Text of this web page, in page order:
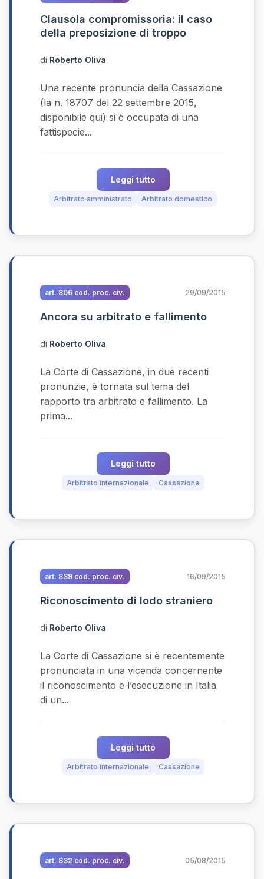
Clausola compromissoria: il caso
della preposizione di troppo
di Roberto Oliva
Una recente pronuncia della Cassazione
(la n. 18707 del 22 settembre 2015,
disponibile qui) si è occupata di una
fattispecie...
Leggi tutto
Arbitrato amministrato Arbitrato domestico
art. 806 cod. proc. civ. 29/09/2015
Ancora su arbitrato e fallimento
di Roberto Oliva
La Corte di Cassazione, in due recenti
pronunzie, è tornata sul tema del
rapporto tra arbitrato e fallimento. La
prima...
Leggi tutto
Arbitrato internazionale Cassazione
art. 839 cod. proc. civ. 16/09/2015
Riconoscimento di lodo straniero
di Roberto Oliva
La Corte di Cassazione si è recentemente
pronunciata in una vicenda concernente
il riconoscimento e l’esecuzione in Italia
di un...
Leggi tutto
Arbitrato internazionale Cassazione
art. 832 cod. proc. civ. 05/08/2015